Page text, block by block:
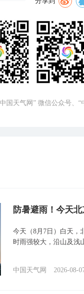
国天气网” 微信公众号、
防暑避雨！今天
今天（8月7日）白天，
时雨强较大，沿山及浅
中国天气网 2026-08-